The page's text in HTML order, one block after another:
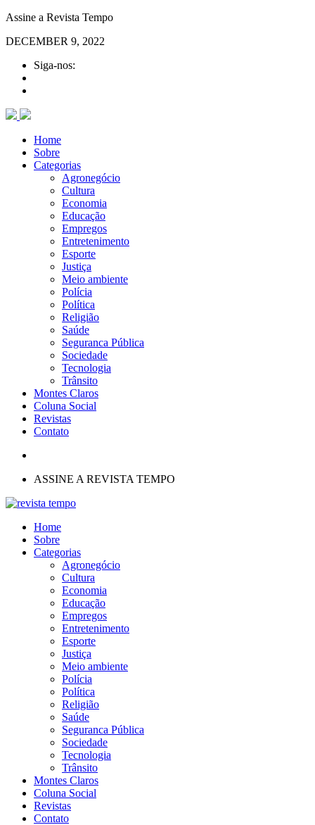
Assine a Revista Tempo
DECEMBER 9, 2022
Siga-nos:
Home
Sobre
Categorias
Agronegócio
Cultura
Economia
Educação
Empregos
Entretenimento
Esporte
Justiça
Meio ambiente
Polícia
Política
Religião
Saúde
Seguranca Pública
Sociedade
Tecnologia
Trânsito
Montes Claros
Coluna Social
Revistas
Contato
ASSINE A REVISTA TEMPO
Home
Sobre
Categorias
Agronegócio
Cultura
Economia
Educação
Empregos
Entretenimento
Esporte
Justiça
Meio ambiente
Polícia
Política
Religião
Saúde
Seguranca Pública
Sociedade
Tecnologia
Trânsito
Montes Claros
Coluna Social
Revistas
Contato